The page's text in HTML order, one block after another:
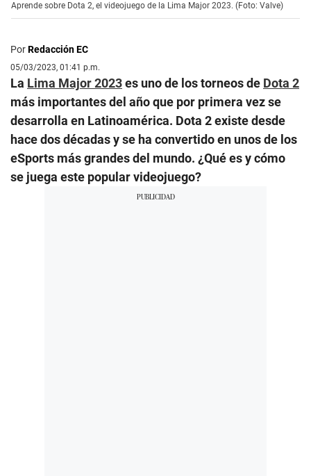
Aprende sobre Dota 2, el videojuego de la Lima Major 2023. (Foto: Valve)
PorRedacción EC
05/03/2023, 01:41 p.m.
La Lima Major 2023es uno de los torneos de Dota 2
más importantes del año que por primera vez se
desarrolla en Latinoamérica. Dota 2 existe desde
hace dos décadas y se ha convertido en unos de los
eSports más grandes del mundo. ¿Qué es y cómo
se juega este popular videojuego?